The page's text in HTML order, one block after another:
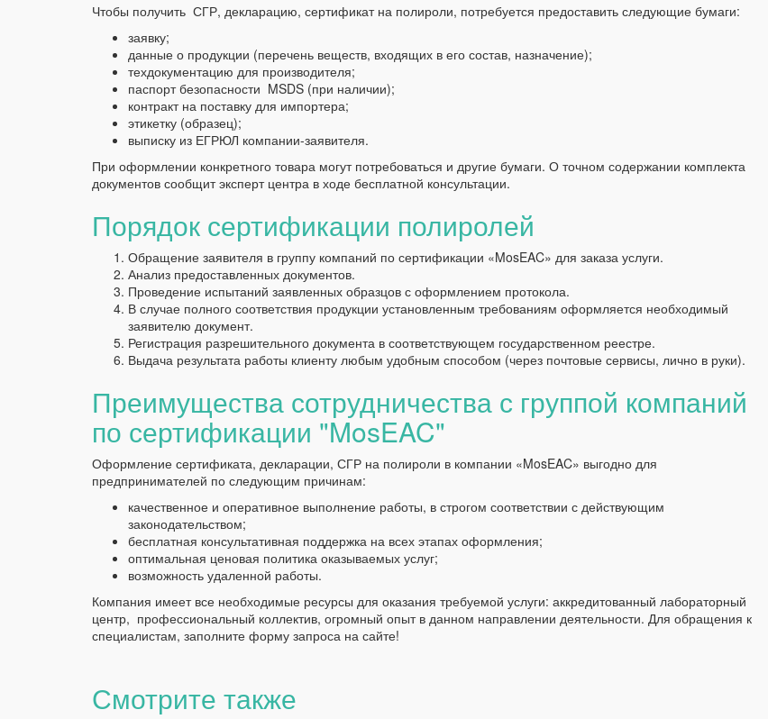
Чтобы получить СГР, декларацию, сертификат на полироли, потребуется предоставить следующие бумаги:
заявку;
данные о продукции (перечень веществ, входящих в его состав, назначение);
техдокументацию для производителя;
паспорт безопасности MSDS (при наличии);
контракт на поставку для импортера;
этикетку (образец);
выписку из ЕГРЮЛ компании-заявителя.
При оформлении конкретного товара могут потребоваться и другие бумаги. О точном содержании комплекта
документов сообщит эксперт центра в ходе бесплатной консультации.
Порядок сертификации полиролей
Обращение заявителя в группу компаний по сертификации «MosEAC» для заказа услуги.
Анализ предоставленных документов.
Проведение испытаний заявленных образцов с оформлением протокола.
В случае полного соответствия продукции установленным требованиям оформляется необходимый
заявителю документ.
Регистрация разрешительного документа в соответствующем государственном реестре.
Выдача результата работы клиенту любым удобным способом (через почтовые сервисы, лично в руки).
Преимущества сотрудничества с группой компаний
по сертификации "MosEAC"
Оформление сертификата, декларации, СГР на полироли в компании «MosEAC» выгодно для
предпринимателей по следующим причинам:
качественное и оперативное выполнение работы, в строгом соответствии с действующим
законодательством;
бесплатная консультативная поддержка на всех этапах оформления;
оптимальная ценовая политика оказываемых услуг;
возможность удаленной работы.
Компания имеет все необходимые ресурсы для оказания требуемой услуги: аккредитованный лабораторный
центр, профессиональный коллектив, огромный опыт в данном направлении деятельности. Для обращения к
специалистам, заполните форму запроса на сайте!
Смотрите также